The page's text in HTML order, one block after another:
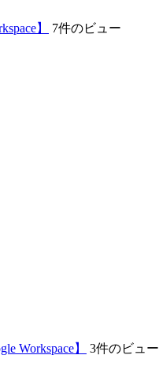
】 7件のビュー
Workspace】 3件のビュー